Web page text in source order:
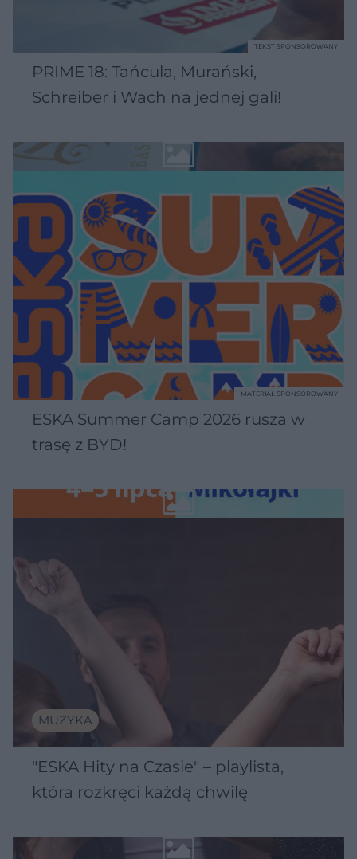
PRIME 18: Tańcula, Murański,
Schreiber i Wach na jednej gali!
TEKST SPONSOROWANY
ESKA Summer Camp 2026 rusza w
trasę z BYD!
MATERIAŁ SPONSOROWANY
MUZYKA
"ESKA Hity na Czasie" – playlista,
która rozkręci każdą chwilę